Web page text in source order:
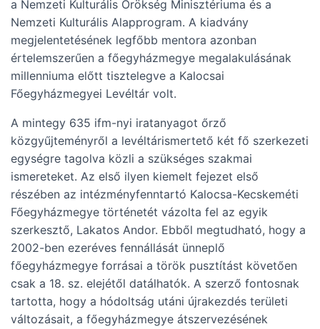
a Nemzeti Kulturális Örökség Minisztériuma és a
Nemzeti Kulturális Alapprogram. A kiadvány
megjelentetésének legfőbb mentora azonban
értelemszerűen a főegyházmegye megalakulásának
millenniuma előtt tisztelegve a Kalocsai
Főegyházmegyei Levéltár volt.
A mintegy 635 ifm-nyi iratanyagot őrző
közgyűjteményről a levéltárismertető két fő szerkezeti
egységre tagolva közli a szükséges szakmai
ismereteket. Az első ilyen kiemelt fejezet első
részében az intézményfenntartó Kalocsa-Kecskeméti
Főegyházmegye történetét vázolta fel az egyik
szerkesztő, Lakatos Andor. Ebből megtudható, hogy a
2002-ben ezeréves fennállását ünneplő
főegyházmegye forrásai a török pusztítást követően
csak a 18. sz. elejétől datálhatók. A szerző fontosnak
tartotta, hogy a hódoltság utáni újrakezdés területi
változásait, a főegyházmegye átszervezésének